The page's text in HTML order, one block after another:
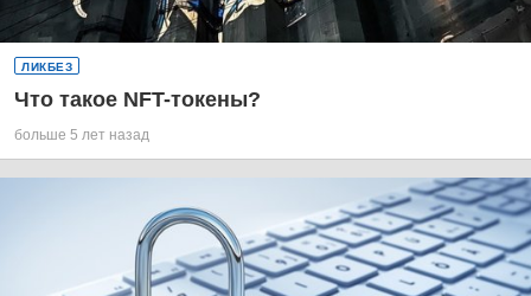
ЛИКБЕЗ
Что такое NFT-токены?
больше 5 лет назад